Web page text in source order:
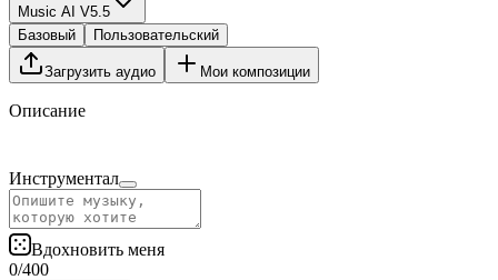
Music AI V5.5
Базовый
Пользовательский
Загрузить аудио Мои композиции
Описание
Инструментал
Вдохновить меня
0/400